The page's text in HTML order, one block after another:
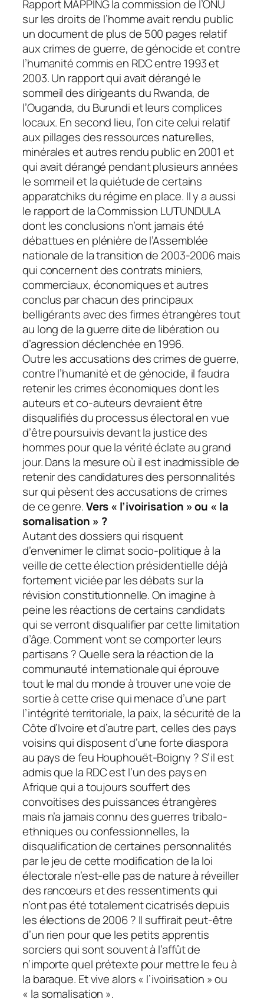
Rapport MAPPING la commission de l’ONU
sur les droits de l’homme avait rendu public
un document de plus de 500 pages relatif
aux crimes de guerre, de génocide et contre
l’humanité commis en RDC entre 1993 et
2003. Un rapport qui avait dérangé le
sommeil des dirigeants du Rwanda, de
l’Ouganda, du Burundi et leurs complices
locaux. En second lieu, l’on cite celui relatif
aux pillages des ressources naturelles,
minérales et autres rendu public en 2001 et
qui avait dérangé pendant plusieurs années
le sommeil et la quiétude de certains
apparatchiks du régime en place. Il y a aussi
le rapport de la Commission LUTUNDULA
dont les conclusions n’ont jamais été
débattues en plénière de l’Assemblée
nationale de la transition de 2003-2006 mais
qui concernent des contrats miniers,
commerciaux, économiques et autres
conclus par chacun des principaux
belligérants avec des firmes étrangères tout
au long de la guerre dite de libération ou
d’agression déclenchée en 1996.
Outre les accusations des crimes de guerre,
contre l’humanité et de génocide, il faudra
retenir les crimes économiques dont les
auteurs et co-auteurs devraient être
disqualifiés du processus électoral en vue
d’être poursuivis devant la justice des
hommes pour que la vérité éclate au grand
jour. Dans la mesure où il est inadmissible de
retenir des candidatures des personnalités
sur qui pèsent des accusations de crimes
de ce genre.Vers « l’ivoirisation » ou « la
somalisation » ?
Autant des dossiers qui risquent
d’envenimer le climat socio-politique à la
veille de cette élection présidentielle déjà
fortement viciée par les débats sur la
révision constitutionnelle. On imagine à
peine les réactions de certains candidats
qui se verront disqualifier par cette limitation
d’âge. Comment vont se comporter leurs
partisans ? Quelle sera la réaction de la
communauté internationale qui éprouve
tout le mal du monde à trouver une voie de
sortie à cette crise qui menace d’une part
l’intégrité territoriale, la paix, la sécurité de la
Côte d’Ivoire et d’autre part, celles des pays
voisins qui disposent d’une forte diaspora
au pays de feu Houphouët-Boigny ? S’il est
admis que la RDC est l’un des pays en
Afrique qui a toujours souffert des
convoitises des puissances étrangères
mais n’a jamais connu des guerres tribalo-
ethniques ou confessionnelles, la
disqualification de certaines personnalités
par le jeu de cette modification de la loi
électorale n’est-elle pas de nature à réveiller
des rancœurs et des ressentiments qui
n’ont pas été totalement cicatrisés depuis
les élections de 2006 ? Il suffirait peut-être
d’un rien pour que les petits apprentis
sorciers qui sont souvent à l’affût de
n’importe quel prétexte pour mettre le feu à
la baraque. Et vive alors « l’ivoirisation » ou
« la somalisation ».